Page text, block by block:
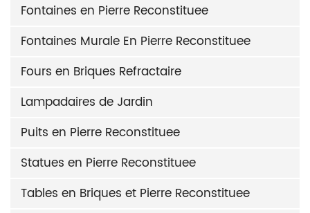
Fontaines en Pierre Reconstituee
Fontaines Murale En Pierre Reconstituee
Fours en Briques Refractaire
Lampadaires de Jardin
Puits en Pierre Reconstituee
Statues en Pierre Reconstituee
Tables en Briques et Pierre Reconstituee